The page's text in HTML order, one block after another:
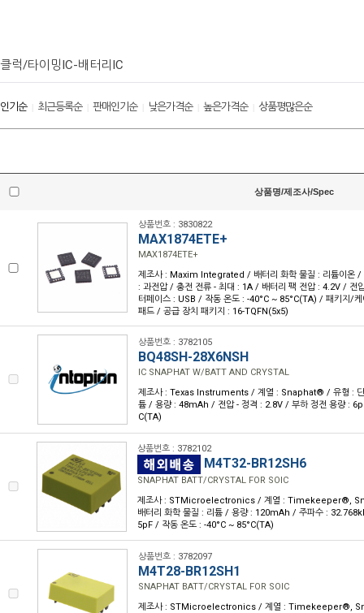
클럭/타이밍IC-배터리IC
인기순| 최근등록순| 판매인기순| 낮은가격순| 높은가격순| 상품평많은순
상품명/제조사/Spec
상품번호 : 3830822
MAX1874ETE+
MAX1874ETE+
제조사 : Maxim Integrated / 배터리 화학 물질 : 리튬이온 /
: 과전압 / 충전 전류 - 최대 : 1A / 배터리 팩 전압 : 4.2V / 전
터페이스 : USB / 작동 온도 : -40°C ~ 85°C(TA) / 패키지/
패드 / 공급 장치 패키지 : 16-TQFN(5x5)
상품번호 : 3782105
BQ48SH-28X6NSH
IC SNAPHAT W/BATT AND CRYSTAL
제조사 : Texas Instruments / 계열 : Snaphat® / 유형 : 단
튬 / 용량 : 48mAh / 전압 - 정격 : 2.8V / 부하 정전 용량 :
C(TA)
상품번호 : 3782102
M4T32-BR12SH6
SNAPHAT BATT/CRYSTAL FOR SOIC
제조사 : STMicroelectronics / 계열 : Timekeeper®,
배터리 화학 물질 : 리튬 / 용량 : 120mAh / 주파수 :
5pF / 작동 온도 : -40°C ~ 85°C(TA)
상품번호 : 3782097
M4T28-BR12SH1
SNAPHAT BATT/CRYSTAL FOR SOIC
제조사 : STMicroelectronics / 계열 : Timekeeper®,